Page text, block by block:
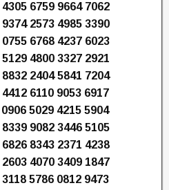
6759 9664 7062
2573 4985 3390
6768 4237 6023
4800 3327 2921
2404 5841 7204
6110 9053 6917
5029 4215 5904
9082 3446 5105
8343 2371 4238
4070 3409 1847
5786 0812 9473